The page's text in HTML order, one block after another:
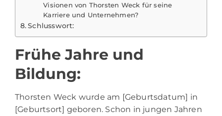
Visionen von Thorsten Weck für seine
Karriere und Unternehmen?
Schlusswort:
Frühe Jahre und
Bildung:
Thorsten Weck wurde am [Geburtsdatum] in
[Geburtsort] geboren. Schon in jungen Jahren